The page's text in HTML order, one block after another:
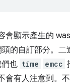
會顯示產生的
頭的自訂部分。
也 time emcc
會有人注意到。